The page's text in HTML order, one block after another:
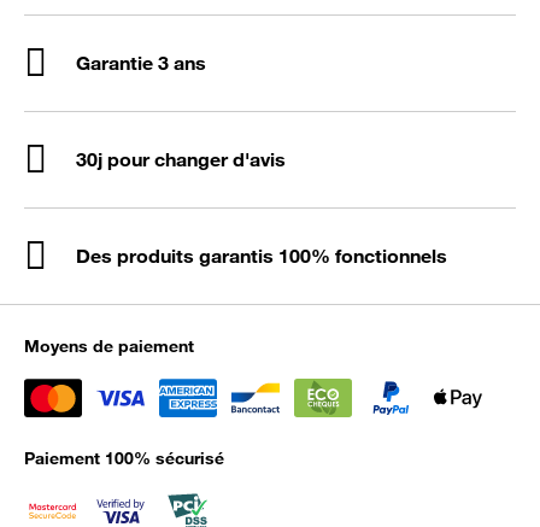
Garantie 3 ans
30j pour changer d'avis
Des produits garantis 100% fonctionnels
Moyens de paiement
Paiement 100% sécurisé